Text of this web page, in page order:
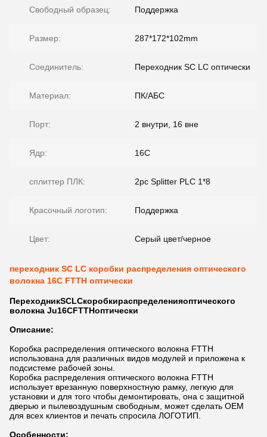
Свободный образец: Поддержка
Размер: 287*172*102mm
Соединитель: Переходник SC LC оптически
Материал: ПК/АБС
Порт: 2 внутри, 16 вне
Ядр: 16С
сплиттер ПЛК: 2pc Splitter PLC 1*8
Красочный логотип: Поддержка
Цвет: Серый цвет/черное
переходник SC LC коробки распределения оптического
волокна 16C FTTH оптически
ПереходникSCLCкоробкираспределенияоптического
волокна Ju16CFTTHоптически
Описание:
Коробка распределения оптического волокна FTTH
использована для различных видов модулей и приложена к
подсистеме рабочей зоны.
Коробка распределения оптического волокна FTTH
использует врезанную поверхностную рамку, легкую для
установки и для того чтобы демонтировать, она с защитной
дверью и пылевоздушным свободным, может сделать OEM
для всех клиентов и печать спросила ЛОГОТИП.
Особенности: